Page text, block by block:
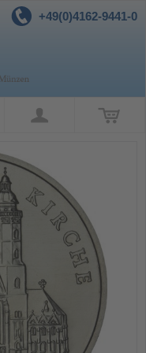
+49(0)4162-9441-0